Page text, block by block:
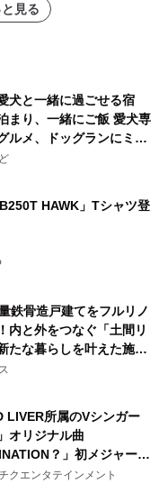
見る
犬と一緒に過ごせる宿
まり、一緒にご飯 愛犬専
ルメ、ドッグランにミニ
ピングとトレーラーハウ
HAWK」Tシャツ登
鉄骨造戸建てをフルリノ
内と外をつなぐ「土間リ
たな暮らしを叶えた施工
社アースが公開
LIVER所属のVシンガー
オリジナル曲
？」初メジャー配
定！
クエンタテインメント